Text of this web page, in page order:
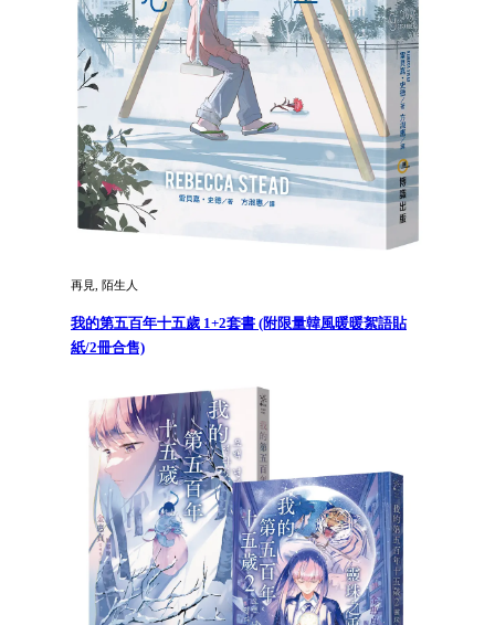
再見, 陌生人
我的第五百年十五歲 1+2套書 (附限量韓風暖暖絮語貼
紙/2冊合售)